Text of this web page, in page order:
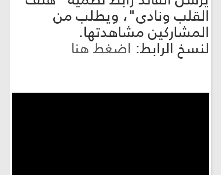
القلب ونادى"، ويطلب من
المشاركين مشاهدتها.
لنسخ الرابط: اضغط هنا